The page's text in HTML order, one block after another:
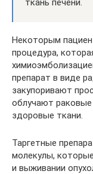
ткань печени.
Некоторым
процедура,
препарат в виде
закупоривают
облучают раковые
здоровые ткани.
Таргетные
молекулы,
и выживании